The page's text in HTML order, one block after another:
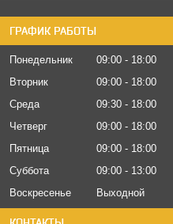
ГРАФИК РАБОТЫ
Понедельник 09:00
18:00
Вторник
09:00
18:00
Среда
09:30
18:00
Четверг
09:00
18:00
Пятница
09:00
18:00
Суббота
09:00
13:00
Воскресенье
Выходной